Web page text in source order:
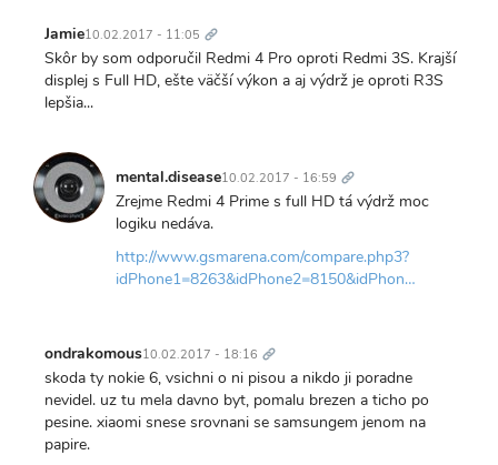
Jamie10.02.2017 - 11:05 odkaz
Skôr by som odporučil Redmi 4 Pro oproti Redmi 3S. Krajší
displej s Full HD, ešte väčší výkon a aj výdrž je oproti R3S
lepšia...
mental.disease10.02.2017 - 16:59 odkaz
Zrejme Redmi 4 Prime s full HD tá výdrž moc
logiku nedáva.
http://www.gsmarena.com/compare.php3?
idPhone1=8263&idPhone2=8150&idPhon…
ondrakomous10.02.2017 - 18:16 odkaz
skoda ty nokie 6, vsichni o ni pisou a nikdo ji poradne
nevidel. uz tu mela davno byt, pomalu brezen a ticho po
pesine. xiaomi snese srovnani se samsungem jenom na
papire.